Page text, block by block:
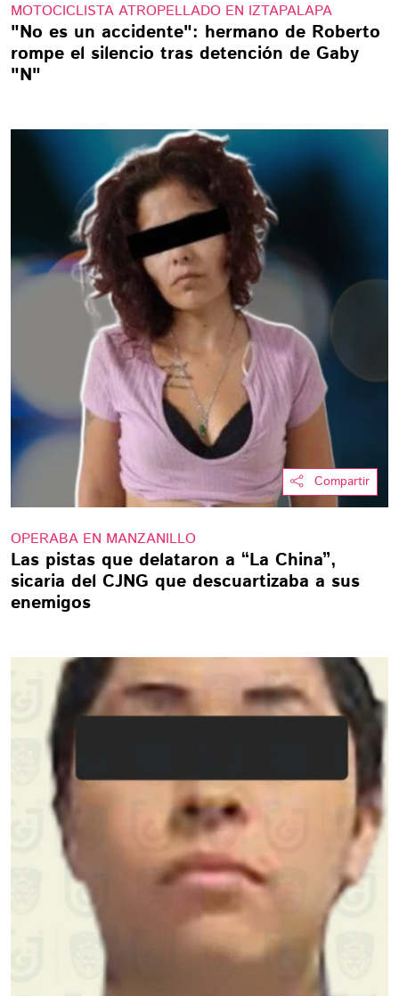
MOTOCICLISTA ATROPELLADO EN IZTAPALAPA
"No es un accidente": hermano de Roberto
rompe el silencio tras detención de Gaby
"N"
Compartir
OPERABA EN MANZANILLO
Las pistas que delataron a “La China”,
sicaria del CJNG que descuartizaba a sus
enemigos